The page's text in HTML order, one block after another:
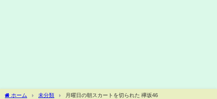
ホーム 未分類 月曜日の朝スカートを切られた 欅坂46